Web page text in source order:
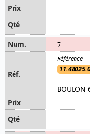
7
BOULON